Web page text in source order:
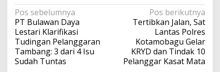
a
t
i
s
N
a
v
i
Pos sebelumnya
PT Bulawan Daya
Lestari Klarifikasi
Tudingan Pelanggaran
Tambang: 3 dari 4 Isu
Sudah Tuntas
Pos berikutnya
Tertibkan Jalan, Sat
Lantas Polres
Kotamobagu Gelar
KRYD dan Tindak 10
Pelanggar Kasat Mata